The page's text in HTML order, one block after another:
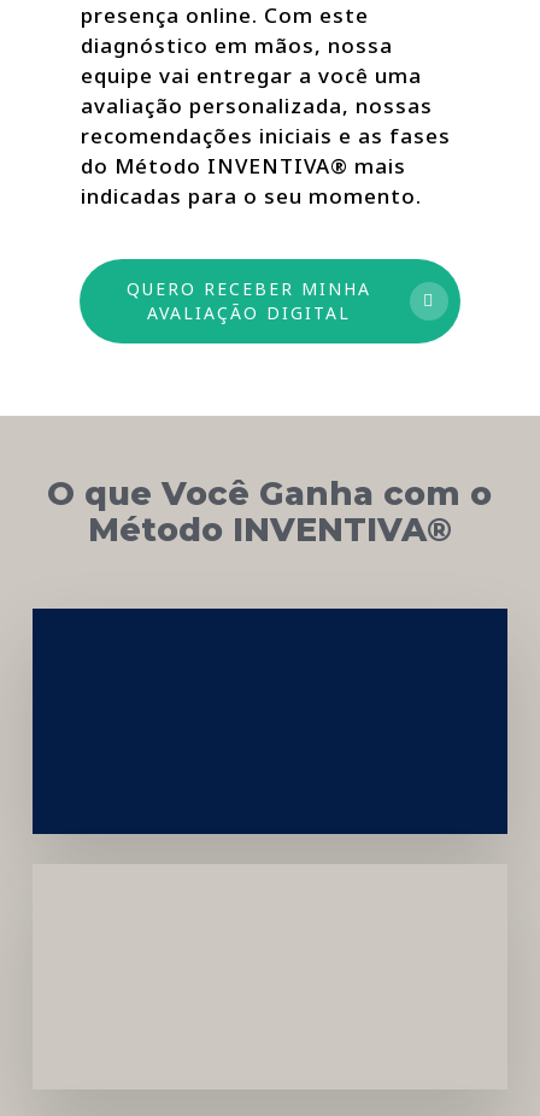
presença online. Com este
diagnóstico em mãos, nossa
equipe vai entregar a você uma
avaliação personalizada, nossas
recomendações iniciais e as fases
do Método INVENTIVA® mais
indicadas para o seu momento.
QUERO RECEBER MINHA
AVALIAÇÃO DIGITAL
O que Você Ganha com o
Método INVENTIVA®